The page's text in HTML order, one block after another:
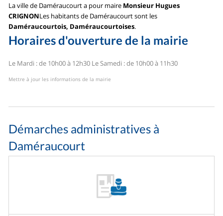
La ville de Daméraucourt a pour maire Monsieur Hugues
CRIGNONLes habitants de Daméraucourt sont les
Daméraucourtois, Daméraucourtoises.
Horaires d'ouverture de la mairie
Le Mardi : de 10h00 à 12h30 Le Samedi : de 10h00 à 11h30
Mettre à jour les informations de la mairie
Démarches administratives à
Daméraucourt